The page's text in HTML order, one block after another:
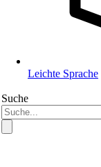
Leichte Sprache
Suche